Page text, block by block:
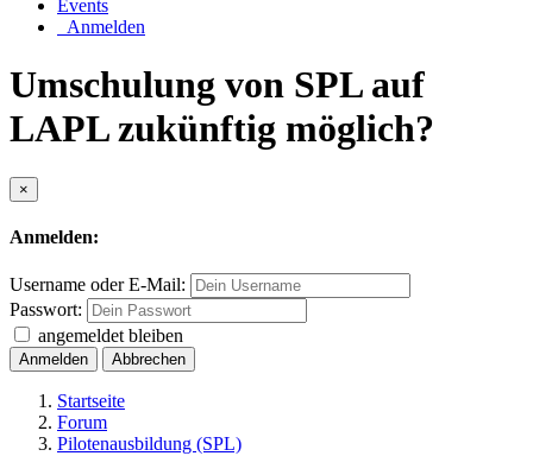
Events
Anmelden
Umschulung von SPL auf
LAPL zukünftig möglich?
×
Anmelden:
Username oder E-Mail:
Passwort:
angemeldet bleiben
Anmelden Abbrechen
Startseite
Forum
Pilotenausbildung (SPL)